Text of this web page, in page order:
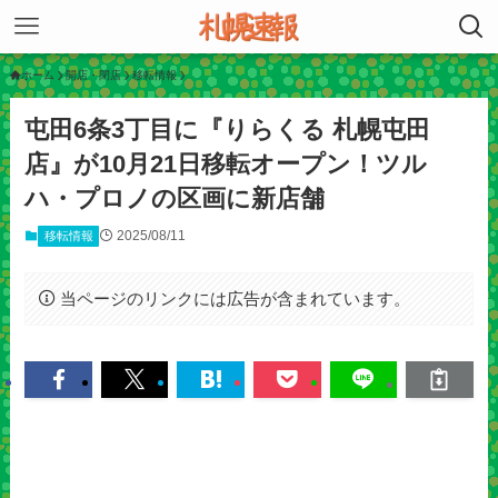
ホーム 開店・閉店 移転情報
屯田6条3丁目に『りらくる 札幌屯田
店』が10月21日移転オープン！ツル
ハ・プロノの区画に新店舗
移転情報 2025/08/11
当ページのリンクには広告が含まれています。